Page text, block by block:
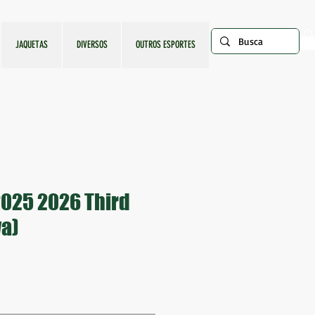
JAQUETAS DIVERSOS OUTROS ESPORTES
2026 Third